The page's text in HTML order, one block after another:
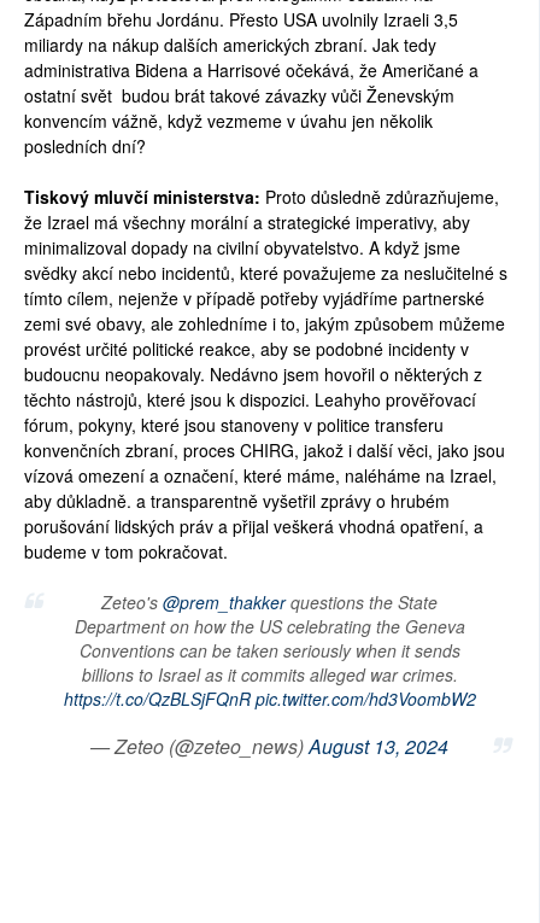
Západním břehu Jordánu. Přesto USA uvolnily Izraeli 3,5
miliardy na nákup dalších amerických zbraní. Jak tedy
administrativa Bidena a Harrisové očekává, že Američané a
ostatní svět budou brát takové závazky vůči Ženevským
konvencím vážně, když vezmeme v úvahu jen několik
posledních dní?
Tiskový mluvčí ministerstva: Proto důsledně zdůrazňujeme,
že Izrael má všechny morální a strategické imperativy, aby
minimalizoval dopady na civilní obyvatelstvo. A když jsme
svědky akcí nebo incidentů, které považujeme za neslučitelné s
tímto cílem, nejenže v případě potřeby vyjádříme partnerské
zemi své obavy, ale zohledníme i to, jakým způsobem můžeme
provést určité politické reakce, aby se podobné incidenty v
budoucnu neopakovaly. Nedávno jsem hovořil o některých z
těchto nástrojů, které jsou k dispozici. Leahyho prověřovací
fórum, pokyny, které jsou stanoveny v politice transferu
konvenčních zbraní, proces CHIRG, jakož i další věci, jako jsou
vízová omezení a označení, které máme, naléháme na Izrael,
aby důkladně. a transparentně vyšetřil zprávy o hrubém
porušování lidských práv a přijal veškerá vhodná opatření, a
budeme v tom pokračovat.
Zeteo's @prem_thakkerquestions the State
Department on how the US celebrating the Geneva
Conventions can be taken seriously when it sends
billions to Israel as it commits alleged war crimes.
https://t.co/QzBLSjFQnR pic.twitter.com/hd3VoombW2
— Zeteo (@zeteo_news)August 13, 2024